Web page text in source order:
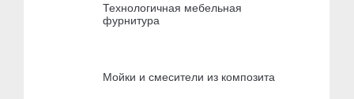
Технологичная мебельная
фурнитура
Мойки и смесители из композита